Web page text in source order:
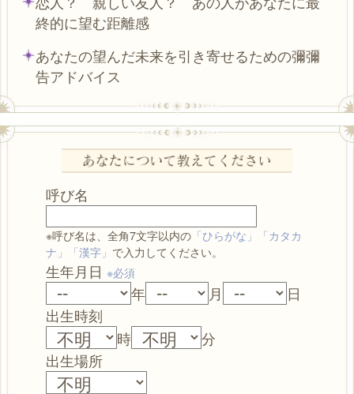
終的に望む距離感
あなたの望んだ未来を引き寄せるための彌彌
告アドバイス
呼び名
※呼び名は、全角7文字以内の 「ひらがな」「カタカ
ナ」「漢字」 で入力してください。
生年月日 ※必須
年 月
日
出生時刻
時
分
出生場所